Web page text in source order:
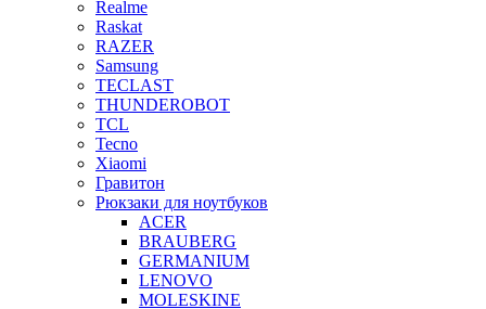
Realme
Raskat
RAZER
Samsung
TECLAST
THUNDEROBOT
TCL
Tecno
Xiaomi
Гравитон
Рюкзаки для ноутбуков
ACER
BRAUBERG
GERMANIUM
LENOVO
MOLESKINE